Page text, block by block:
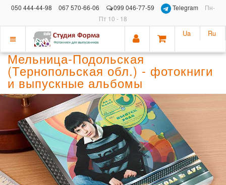
050 444-44-98 067 570-66-06 099 046-77-59 Telegram
Пн-
Пт 10 - 18
Показать
меню
Ua Ru
Мельница-Подольская
(Тернопольская обл.) - фотокниги
и выпускные альбомы